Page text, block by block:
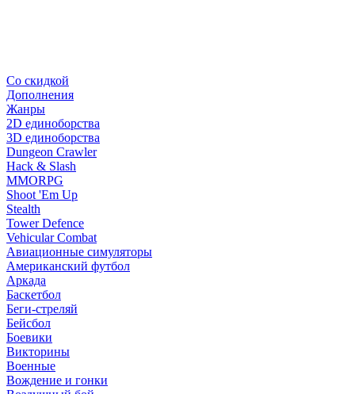
Со скидкой
Дополнения
Жанры
2D единоборства
3D единоборства
Dungeon Crawler
Hack & Slash
MMORPG
Shoot 'Em Up
Stealth
Tower Defence
Vehicular Combat
Авиационные симуляторы
Американский футбол
Аркада
Баскетбол
Беги-стреляй
Бейсбол
Боевики
Викторины
Военные
Вождение и гонки